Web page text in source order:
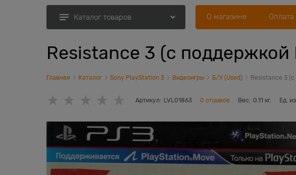
Каталог товаров О магазине Оплата
Resistance 3 (с поддержкой
Главная Каталог Sony PlayStation 3 Видеоигры Б/У (Used) Resistance 3
Артикул: LVL01863 0 отзывов Вес: 0.11 кг. Ед.